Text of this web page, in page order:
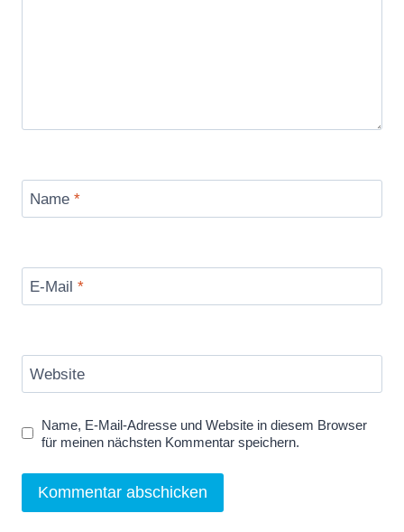
Name *
E-Mail *
Website
Name, E-Mail-Adresse und Website in diesem Browser
für meinen nächsten Kommentar speichern.